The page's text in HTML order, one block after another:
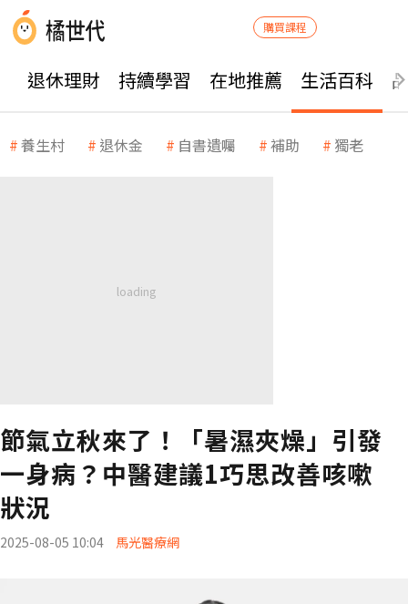
購買課程
退休理財 持續學習 在地推薦 生活百科
養生村 退休金 自書遺囑 補助 獨老
節氣立秋來了！「暑濕夾燥」引發
一身病？中醫建議1巧思改善咳嗽
狀況
2025-08-05 10:04 馬光醫療網